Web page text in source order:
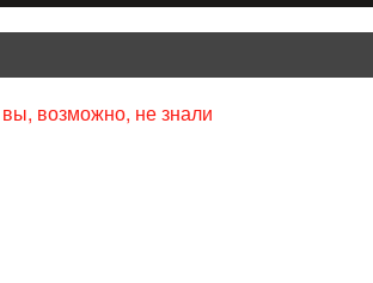
возможно, не знали